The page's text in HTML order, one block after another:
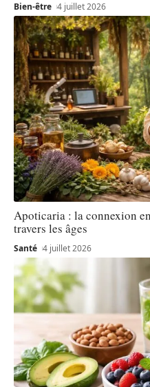
Bien-être 4 juillet 2026
Apoticaria : la connexion
travers les âges
Santé 4 juillet 2026